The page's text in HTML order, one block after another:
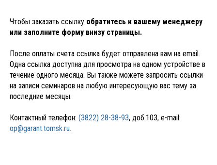
Чтобы заказать ссылку обратитесь к вашему менеджеру
или заполните форму внизу страницы.
После оплаты счета ссылка будет отправлена вам на email.
Одна ссылка доступна для просмотра на одном устройстве в
течение одного месяца. Вы также можете запросить ссылки
на записи семинаров на любую интересующую вас тему за
последние месяцы.
Контактный телефон: (3822) 28-38-93, доб.103, e-mail:
op@garant.tomsk.ru.